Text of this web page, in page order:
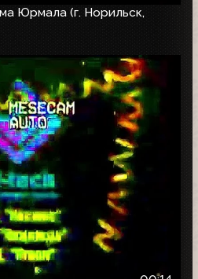
Юрмала (г. Норильск,